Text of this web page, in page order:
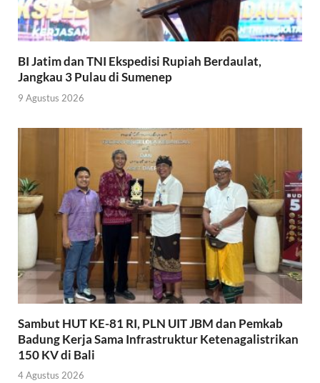
BI Jatim dan TNI Ekspedisi Rupiah Berdaulat,
Jangkau 3 Pulau di Sumenep
9 Agustus 2026
Sambut HUT KE-81 RI, PLN UIT JBM dan Pemkab
Badung Kerja Sama Infrastruktur Ketenagalistrikan
150 KV di Bali
4 Agustus 2026